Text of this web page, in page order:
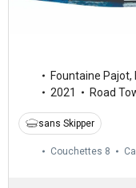
Fountaine Pajot,
2021
Road
sans Skipper
Couchettes 8